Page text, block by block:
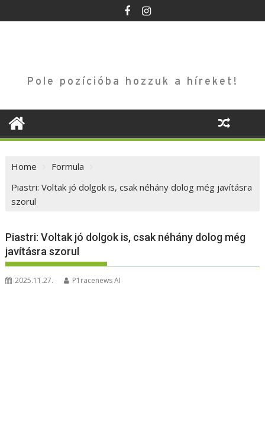
to
Pole pozícióba hozzuk a híreket!
Home
Formula
Piastri: Voltak jó dolgok is, csak néhány dolog még javításra
szorul
Piastri: Voltak jó dolgok is, csak néhány dolog még
javításra szorul
2025.11.27. P1racenews AI